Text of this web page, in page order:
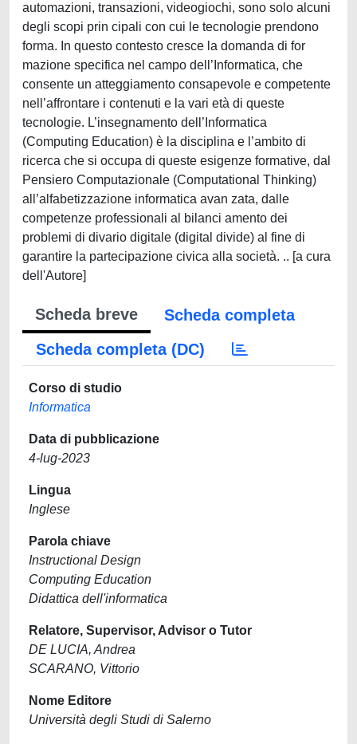
automazioni, transazioni, videogiochi, sono solo alcuni
degli scopi prin cipali con cui le tecnologie prendono
forma. In questo contesto cresce la domanda di for
mazione specifica nel campo dell’Informatica, che
consente un atteggiamento consapevole e competente
nell’affrontare i contenuti e la vari età di queste
tecnologie. L’insegnamento dell’Informatica
(Computing Education) è la disciplina e l’ambito di
ricerca che si occupa di queste esigenze formative, dal
Pensiero Computazionale (Computational Thinking)
all’alfabetizzazione informatica avan zata, dalle
competenze professionali al bilanci amento dei
problemi di divario digitale (digital divide) al fine di
garantire la partecipazione civica alla società. .. [a cura
dell'Autore]
Scheda breve
Scheda completa
Scheda completa (DC)
Corso di studio
Informatica
Data di pubblicazione
4-lug-2023
Lingua
Inglese
Parola chiave
Instructional Design
Computing Education
Didattica dell'informatica
Relatore, Supervisor, Advisor o Tutor
DE LUCIA, Andrea
SCARANO, Vittorio
Nome Editore
Università degli Studi di Salerno